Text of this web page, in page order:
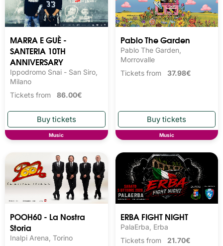
MARRA E GUÈ -
SANTERIA 10TH
ANNIVERSARY
Ippodromo Snai - San Siro,
Milano
Tickets from 86.00€
Music
Pablo The Garden
Pablo The Garden,
Morrovalle
Tickets from 37.98€
Music
POOH60 - La Nostra
Storia
Inalpi Arena, Torino
ERBA FIGHT NIGHT
PalaErba, Erba
Tickets from 21.70€